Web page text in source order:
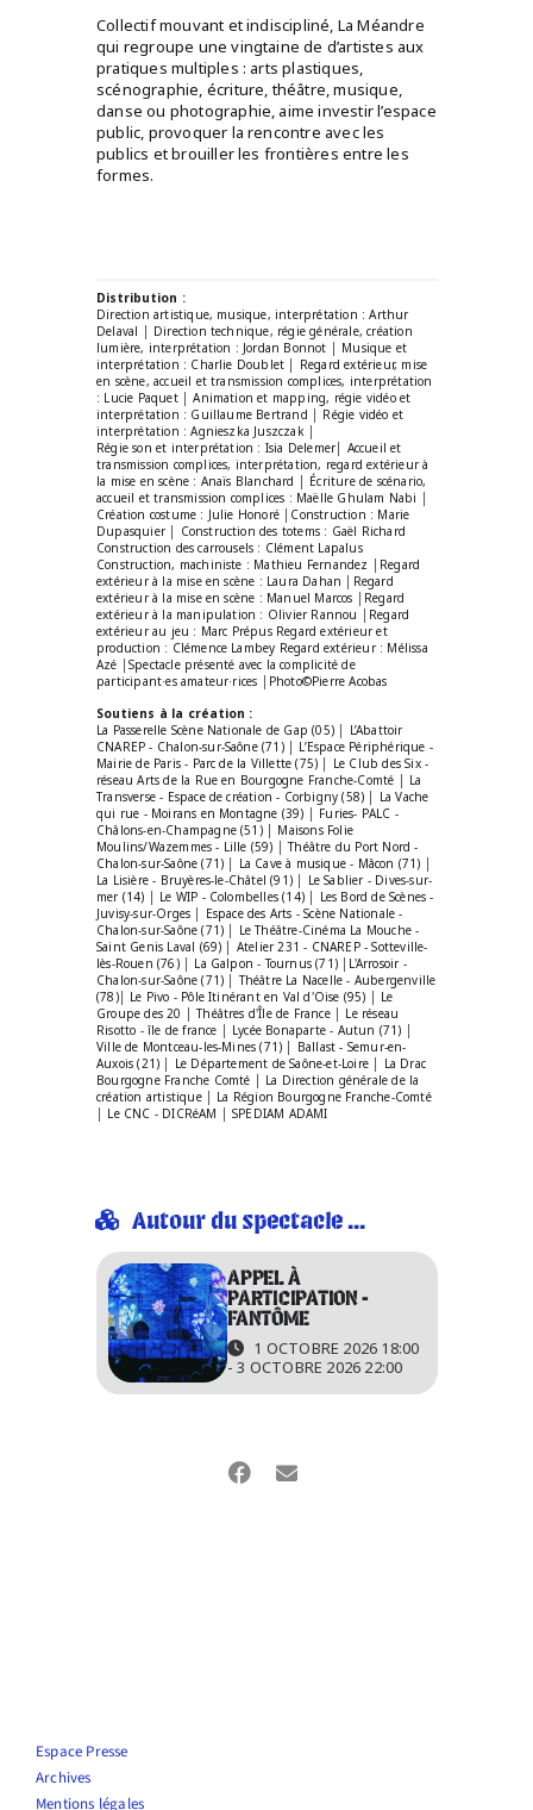
Collectif mouvant et indiscipliné, La Méandre
qui regroupe une vingtaine de d’artistes aux
pratiques multiples : arts plastiques,
scénographie, écriture, théâtre, musique,
danse ou photographie, aime investir l’espace
public, provoquer la rencontre avec les
publics et brouiller les frontières entre les
formes.
Distribution :
Direction artistique, musique, interprétation : Arthur
Delaval │ Direction technique, régie générale, création
lumière, interprétation : Jordan Bonnot │ Musique et
interprétation : Charlie Doublet │ Regard extérieur, mise
en scène, accueil et transmission complices, interprétation
: Lucie Paquet │ Animation et mapping, régie vidéo et
interprétation : Guillaume Bertrand │ Régie vidéo et
interprétation : Agnieszka Juszczak │
Régie son et interprétation : Isia Delemer│ Accueil et
transmission complices, interprétation, regard extérieur à
la mise en scène : Anaïs Blanchard │ Écriture de scénario,
accueil et transmission complices : Maëlle Ghulam Nabi │
Création costume : Julie Honoré │Construction : Marie
Dupasquier │ Construction des totems : Gaël Richard
Construction des carrousels : Clément Lapalus
Construction, machiniste : Mathieu Fernandez │Regard
extérieur à la mise en scène : Laura Dahan │Regard
extérieur à la mise en scène : Manuel Marcos │Regard
extérieur à la manipulation : Olivier Rannou │Regard
extérieur au jeu : Marc Prépus Regard extérieur et
production : Clémence Lambey Regard extérieur : Mélissa
Azé │Spectacle présenté avec la complicité de
participant·es amateur·rices │Photo©Pierre Acobas
Soutiens à la création :
La Passerelle Scène Nationale de Gap (05) │ L’Abattoir
CNAREP - Chalon-sur-Saône (71) │ L’Espace Périphérique -
Mairie de Paris - Parc de la Villette (75) │ Le Club des Six -
réseau Arts de la Rue en Bourgogne Franche-Comté │ La
Transverse - Espace de création - Corbigny (58) │ La Vache
qui rue - Moirans en Montagne (39) │ Furies- PALC -
Châlons-en-Champagne (51) │ Maisons Folie
Moulins/Wazemmes - Lille (59) │ Théâtre du Port Nord -
Chalon-sur-Saône (71) │ La Cave à musique - Mâcon (71) │
La Lisière - Bruyères-le-Châtel (91) │ Le Sablier - Dives-sur-
mer (14) │ Le WIP - Colombelles (14) │ Les Bord de Scènes -
Juvisy-sur-Orges │ Espace des Arts - Scène Nationale -
Chalon-sur-Saône (71) │ Le Théâtre-Cinéma La Mouche -
Saint Genis Laval (69) │ Atelier 231 - CNAREP - Sotteville-
lès-Rouen (76) │ La Galpon - Tournus (71) │L'Arrosoir -
Chalon-sur-Saône (71) │ Théâtre La Nacelle - Aubergenville
(78)│ Le Pivo - Pôle Itinérant en Val d'Oise (95) │ Le
Groupe des 20 │ Théâtres d'Île de France │ Le réseau
Risotto - île de france │ Lycée Bonaparte - Autun (71) │
Ville de Montceau-les-Mines (71) │ Ballast - Semur-en-
Auxois (21) │ Le Département de Saône-et-Loire │ La Drac
Bourgogne Franche Comté │ La Direction générale de la
création artistique │ La Région Bourgogne Franche-Comté
│ Le CNC - DICRéAM │ SPEDIAM ADAMI
Autour du spectacle ...
APPEL À
PARTICIPATION -
FANTÔME
1 OCTOBRE 2026 18:00
- 3 OCTOBRE 2026 22:00
Espace Presse
Archives
Mentions légales